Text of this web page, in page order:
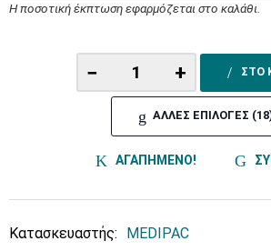
Η ποσοτική έκπτωση εφαρμόζεται στο καλάθι.
− + ΣΤΟ
ΑΛΛΕΣ ΕΠΙΛΟΓΕΣ
ΑΓΑΠΗΜΕΝΟ!
Κατασκευαστής: MEDIPAC